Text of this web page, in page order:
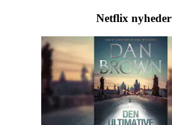
Netflix nyheder